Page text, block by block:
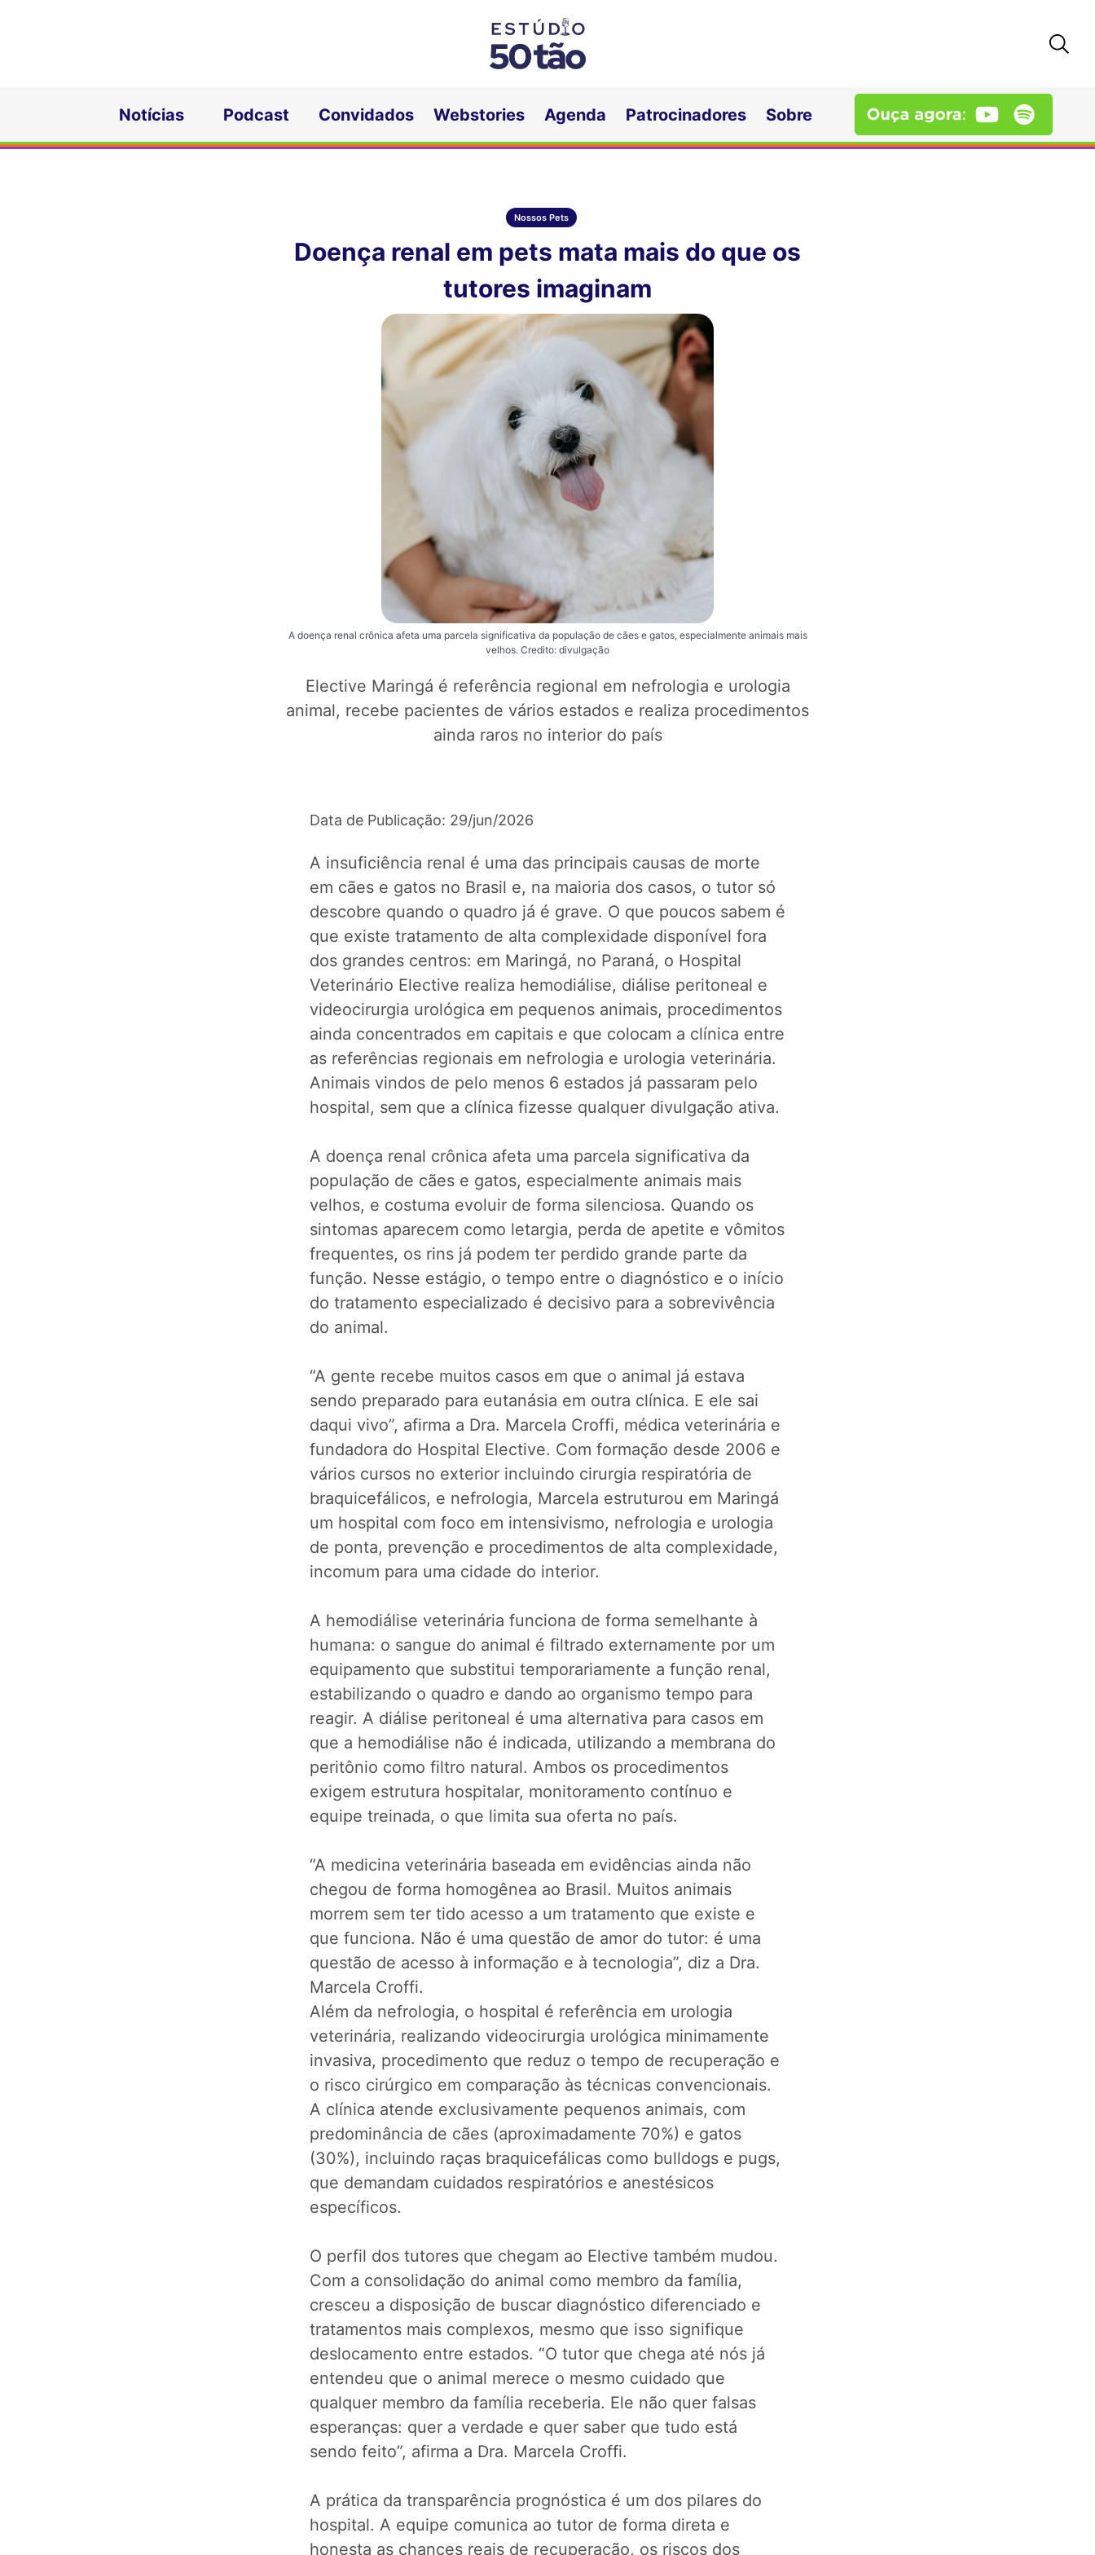
Notícias Podcast Convidados Webstories Agenda Patrocinadores Sobre
Nossos Pets
Doença renal em pets mata mais do que os
tutores imaginam
A doença renal crônica afeta uma parcela significativa da população de cães e gatos, especialmente animais mais
velhos. Credito: divulgação
Elective Maringá é referência regional em nefrologia e urologia
animal, recebe pacientes de vários estados e realiza procedimentos
ainda raros no interior do país
Data de Publicação: 29/jun/2026
A insuficiência renal é uma das principais causas de morte
em cães e gatos no Brasil e, na maioria dos casos, o tutor só
descobre quando o quadro já é grave. O que poucos sabem é
que existe tratamento de alta complexidade disponível fora
dos grandes centros: em Maringá, no Paraná, o Hospital
Veterinário Elective realiza hemodiálise, diálise peritoneal e
videocirurgia urológica em pequenos animais, procedimentos
ainda concentrados em capitais e que colocam a clínica entre
as referências regionais em nefrologia e urologia veterinária.
Animais vindos de pelo menos 6 estados já passaram pelo
hospital, sem que a clínica fizesse qualquer divulgação ativa.
A doença renal crônica afeta uma parcela significativa da
população de cães e gatos, especialmente animais mais
velhos, e costuma evoluir de forma silenciosa. Quando os
sintomas aparecem como letargia, perda de apetite e vômitos
frequentes, os rins já podem ter perdido grande parte da
função. Nesse estágio, o tempo entre o diagnóstico e o início
do tratamento especializado é decisivo para a sobrevivência
do animal.
“A gente recebe muitos casos em que o animal já estava
sendo preparado para eutanásia em outra clínica. E ele sai
daqui vivo”, afirma a Dra. Marcela Croffi, médica veterinária e
fundadora do Hospital Elective. Com formação desde 2006 e
vários cursos no exterior incluindo cirurgia respiratória de
braquicefálicos, e nefrologia, Marcela estruturou em Maringá
um hospital com foco em intensivismo, nefrologia e urologia
de ponta, prevenção e procedimentos de alta complexidade,
incomum para uma cidade do interior.
A hemodiálise veterinária funciona de forma semelhante à
humana: o sangue do animal é filtrado externamente por um
equipamento que substitui temporariamente a função renal,
estabilizando o quadro e dando ao organismo tempo para
reagir. A diálise peritoneal é uma alternativa para casos em
que a hemodiálise não é indicada, utilizando a membrana do
peritônio como filtro natural. Ambos os procedimentos
exigem estrutura hospitalar, monitoramento contínuo e
equipe treinada, o que limita sua oferta no país.
“A medicina veterinária baseada em evidências ainda não
chegou de forma homogênea ao Brasil. Muitos animais
morrem sem ter tido acesso a um tratamento que existe e
que funciona. Não é uma questão de amor do tutor: é uma
questão de acesso à informação e à tecnologia”, diz a Dra.
Marcela Croffi.
Além da nefrologia, o hospital é referência em urologia
veterinária, realizando videocirurgia urológica minimamente
invasiva, procedimento que reduz o tempo de recuperação e
o risco cirúrgico em comparação às técnicas convencionais.
A clínica atende exclusivamente pequenos animais, com
predominância de cães (aproximadamente 70%) e gatos
(30%), incluindo raças braquicefálicas como bulldogs e pugs,
que demandam cuidados respiratórios e anestésicos
específicos.
O perfil dos tutores que chegam ao Elective também mudou.
Com a consolidação do animal como membro da família,
cresceu a disposição de buscar diagnóstico diferenciado e
tratamentos mais complexos, mesmo que isso signifique
deslocamento entre estados. “O tutor que chega até nós já
entendeu que o animal merece o mesmo cuidado que
qualquer membro da família receberia. Ele não quer falsas
esperanças: quer a verdade e quer saber que tudo está
sendo feito”, afirma a Dra. Marcela Croffi.
A prática da transparência prognóstica é um dos pilares do
hospital. A equipe comunica ao tutor de forma direta e
honesta as chances reais de recuperação, os riscos dos